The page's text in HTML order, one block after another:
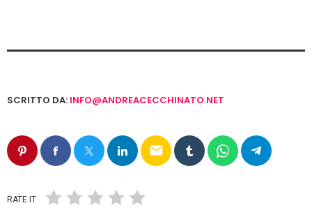
SCRITTO DA: INFO@ANDREACECCHINATO.NET
email
RATE IT